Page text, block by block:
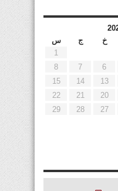
خ ج
س
1
6
7
8
13
14
15
20
21
22
27
28
29